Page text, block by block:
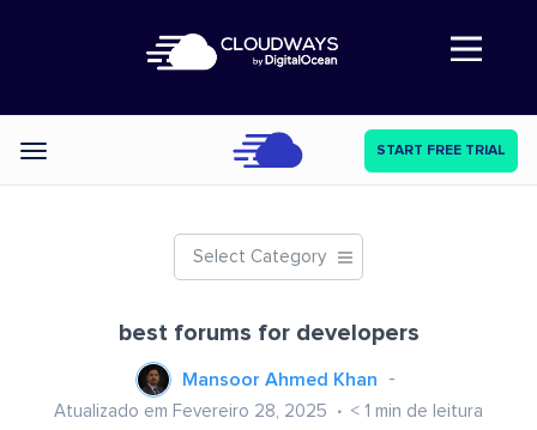
Abre a navegação
Categories START FREE TRIAL
Select Category
best forums for developers
Mansoor Ahmed Khan
Atualizado em Fevereiro 28, 2025 < 1 min de leitura